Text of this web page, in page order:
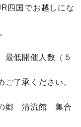
四国でお越しにな
低開催人数（５
了承ください。
の郷 清流館 集合